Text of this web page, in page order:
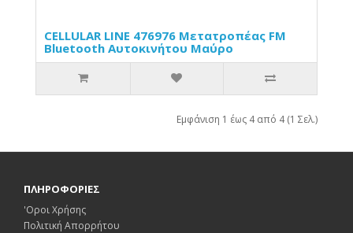
CELLULAR LINE 476976 Μετατροπέας FM
Bluetooth Αυτοκινήτου Μαύρο
Εμφάνιση 1 έως 4 από 4 (1 Σελ.)
ΠΛΗΡΟΦΟΡΙΕΣ
'Οροι Χρήσης
Πολιτική Απορρήτου